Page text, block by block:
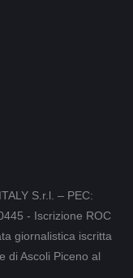
S.r.l. – PEC:
- Iscrizione ROC
giornalistica iscritta
di Ascoli Piceno al